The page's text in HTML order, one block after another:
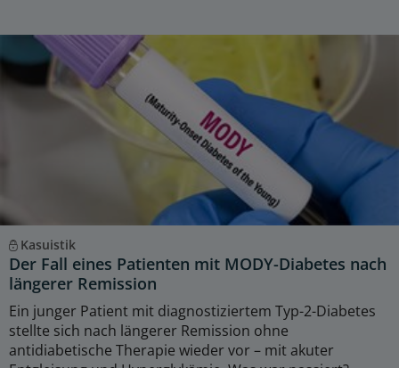
Kasuistik
Der Fall eines Patienten mit MODY-Diabetes nach
längerer Remission
Ein junger Patient mit diagnostiziertem Typ-2-Diabetes
stellte sich nach längerer Remission ohne
antidiabetische Therapie wieder vor – mit akuter